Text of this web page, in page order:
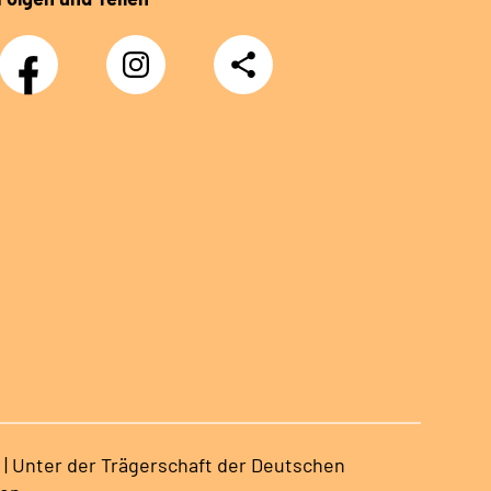
Facebook
Klinik
Sonnenblick
Instagram
Klinik
Sonnenblick
Teilen
Unter der Trägerschaft der Deutschen